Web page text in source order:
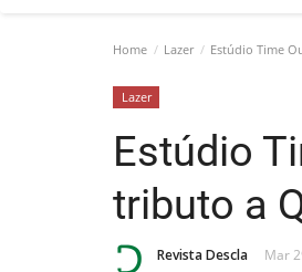
Home Lazer Estúdio Time
Lazer
Estúdio
tributo a
Revista Descla Mar